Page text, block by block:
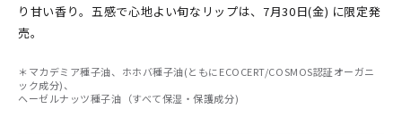
り甘い香り。五感で心地よい旬なリップは、7月30日(金) に限定発
売。
＊マカデミア種子油、ホホバ種子油(ともにECOCERT/COSMOS認証オーガニ
ック成分)、
ヘーゼルナッツ種子油（すべて保湿・保護成分)